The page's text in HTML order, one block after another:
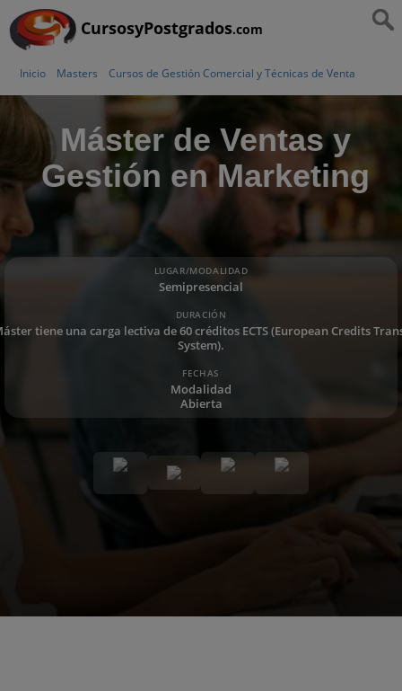
CursosyPostgrados.com
Inicio Masters Cursos de Gestión Comercial y Técnicas de Venta
Máster de Ventas y
Gestión en Marketing
LUGAR/MODALIDAD
Semipresencial
DURACIÓN
tiene una carga lectiva de 60 créditos ECTS (European Credits
System).
FECHAS
Modalidad
Abierta